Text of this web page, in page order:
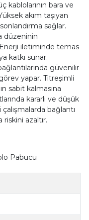
kablolarının bara ve
akım taşıyan
sağlar.
düzeninin
Enerji iletiminde temas
katkı sunar.
güvenilir
yapar. Titreşimli
sabit kalmasına
kararlı ve düşük
bağlantı
riskini azaltır.
Pabucu